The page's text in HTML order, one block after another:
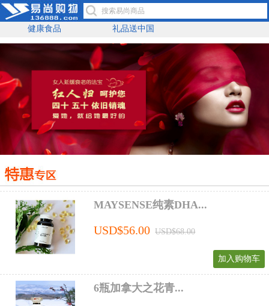
健康食品 礼品送中国
MAYSENSE纯素DHA...
USD$56.00 USD$68.00
加入购物车
6瓶加拿大之花青...